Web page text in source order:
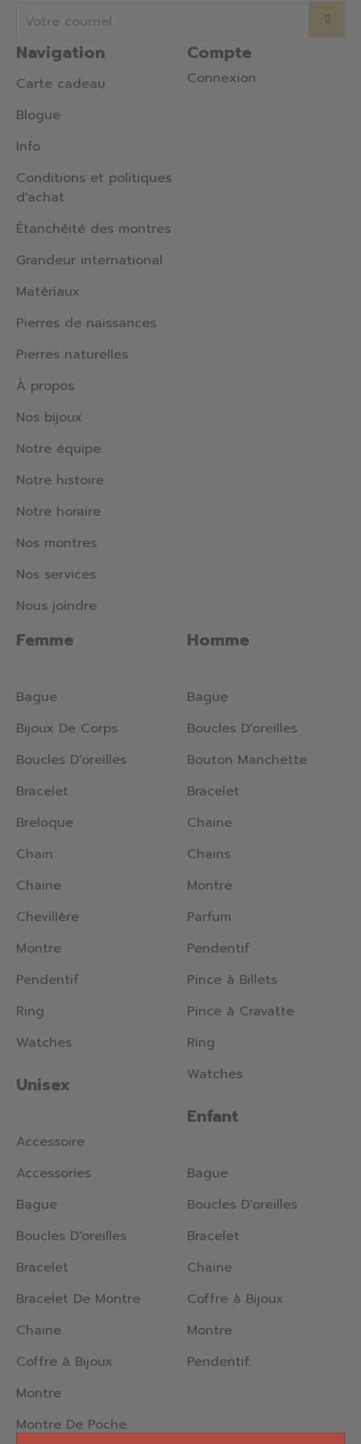
Femme
Bague
Bijoux De Corps
Boucles D'oreilles
Bracelet
Breloque
Chain
Chaine
Chevillère
Montre
Pendentif
Ring
Watches
Unisex
Accessoire
Accessories
Bague
Boucles D'oreilles
Bracelet
Bracelet De Montre
Chaine
Coffre à Bijoux
Montre
Montre De Poche
Homme
Bague
Boucles D'oreilles
Bouton Manchette
Bracelet
Chaine
Chains
Montre
Parfum
Pendentif
Pince à Billets
Pince à Cravatte
Ring
Watches
Enfant
Bague
Boucles D'oreilles
Bracelet
Chaine
Coffre à Bijoux
Montre
Pendentif
Navigation
Carte cadeau
Blogue
Info
Conditions et politiques
d'achat
Étanchéité des montres
Grandeur international
Matériaux
Pierres de naissances
Pierres naturelles
À propos
Nos bijoux
Notre équipe
Notre histoire
Notre horaire
Nos montres
Nos services
Nous joindre
Compte
Connexion